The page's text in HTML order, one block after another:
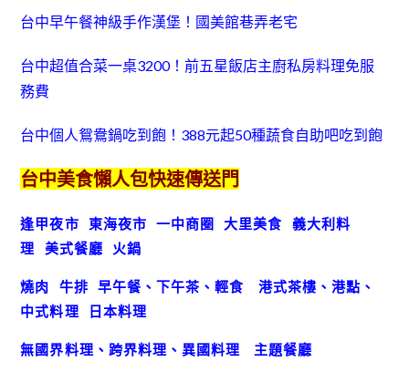
台中早午餐神級手作漢堡！國美館巷弄老宅
台中超值合菜一桌3200！前五星飯店主廚私房料理免服
務費
台中個人鴛鴦鍋吃到飽！388元起50種蔬食自助吧吃到飽
台中美食懶人包快速傳送門
逢甲夜市 東海夜市 一中商圈 大里美食
義大利料
理
美式餐廳 火鍋
燒肉 牛排 早午餐、下午茶、輕食
港式茶樓、港點、
中式料理
日本料理
無國界料理、跨界料理、異國料理 主題餐廳